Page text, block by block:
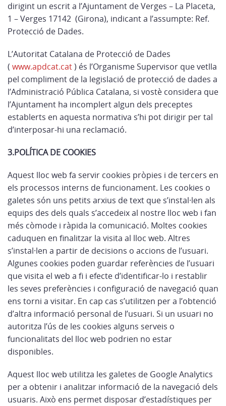
dirigint un escrit a l’Ajuntament de Verges – La Placeta,
1 – Verges 17142 (Girona), indicant a l’assumpte: Ref.
Protecció de Dades.
L’Autoritat Catalana de Protecció de Dades
( www.apdcat.cat) és l’Organisme Supervisor que vetlla
pel compliment de la legislació de protecció de dades a
l’Administració Pública Catalana, si vostè considera que
l’Ajuntament ha incomplert algun dels preceptes
establerts en aquesta normativa s’hi pot dirigir per tal
d’interposar-hi una reclamació.
3.POLÍTICA DE COOKIES
Aquest lloc web fa servir cookies pròpies i de tercers en
els processos interns de funcionament. Les cookies o
galetes són uns petits arxius de text que s’instal·len als
equips des dels quals s’accedeix al nostre lloc web i fan
més còmode i ràpida la comunicació. Moltes cookies
caduquen en finalitzar la visita al lloc web. Altres
s’instal·len a partir de decisions o accions de l’usuari.
Algunes cookies poden guardar referències de l’usuari
que visita el web a fi i efecte d’identificar-lo i restablir
les seves preferències i configuració de navegació quan
ens torni a visitar. En cap cas s’utilitzen per a l’obtenció
d’altra informació personal de l’usuari. Si un usuari no
autoritza l’ús de les cookies alguns serveis o
funcionalitats del lloc web podrien no estar
disponibles.
Aquest lloc web utilitza les galetes de Google Analytics
per a obtenir i analitzar informació de la navegació dels
usuaris. Això ens permet disposar d’estadístiques per